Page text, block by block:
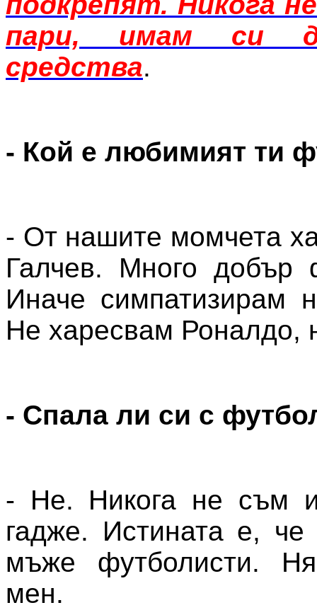
пари, имам си
средства.
- Кой е любимият ти
- От нашите момчета
Галчев. Много добър
Иначе симпатизирам
Не харесвам Роналдо,
- Спала ли си с
- Не. Никога не съм
гадже. Истината е,
мъже футболисти.
мен.